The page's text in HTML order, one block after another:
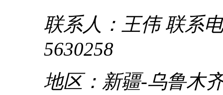
联系人：王伟 联系
5630258
地区：新疆-乌鲁木